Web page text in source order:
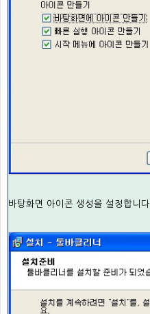
바탕화면 아이콘 생성을 설정합니다.